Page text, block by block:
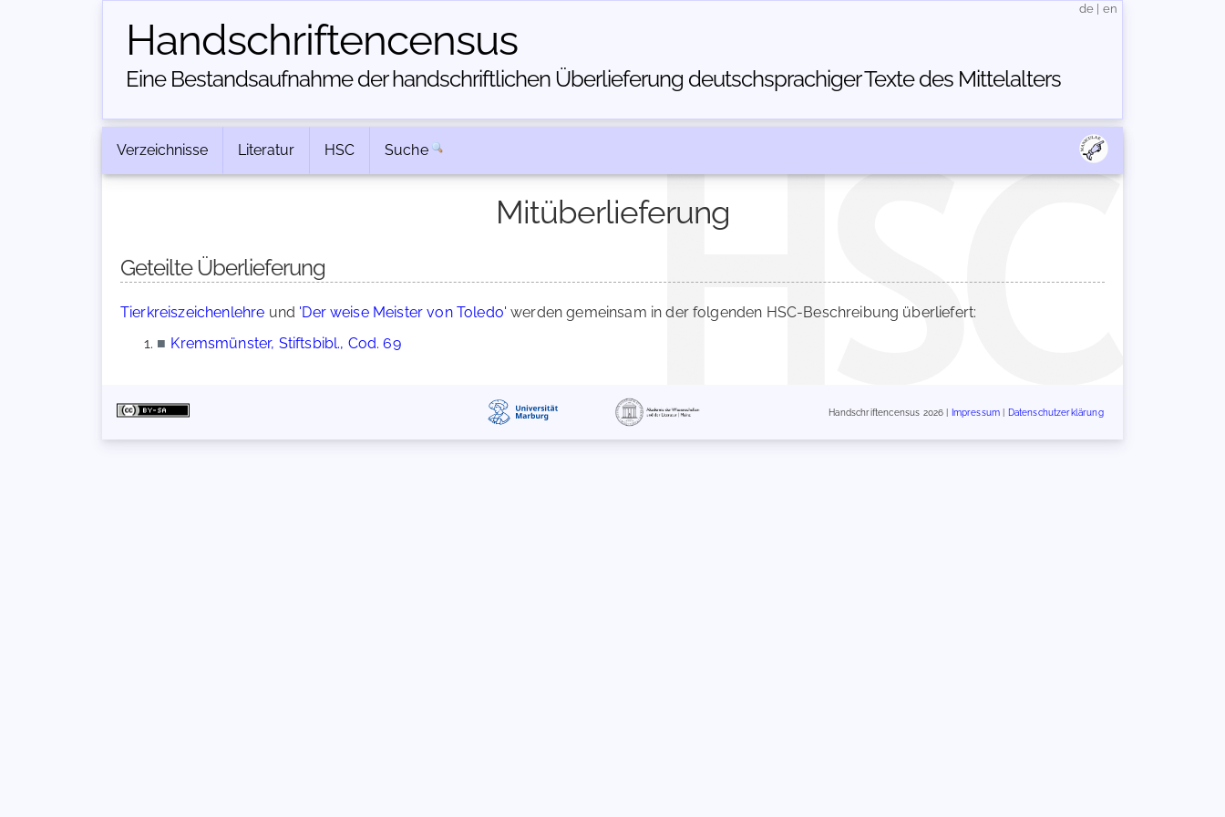
Handschriften­census
Eine Bestandsaufnahme der handschriftlichen Über­lieferung deutschsprachiger Texte des Mittelalters
de en
Verzeichnisse Literatur HSC Suche
Mitüberlieferung
Geteilte Überlieferung
Tierkreiszeichenlehre und 'Der weise Meister von Toledo' werden gemeinsam in der folgenden HSC-Beschreibung überliefert:
■ Kremsmünster, Stiftsbibl., Cod. 69
Handschriftencensus 2026 | Impressum Datenschutzerklärung